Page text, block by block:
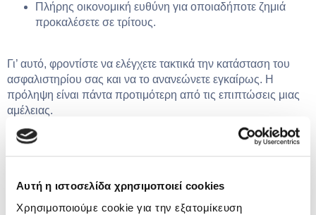
Αυτή η ιστοσελίδα χρησιμοποιεί cookies
Χρησιμοποιούμε cookie για την εξατομίκευση
Πλήρης οικονομική ευθύνη για οποιαδήποτε ζημιά
προκαλέσετε σε τρίτους.
Γι’ αυτό, φροντίστε να ελέγχετε τακτικά την κατάσταση του
ασφαλιστηρίου σας και να το ανανεώνετε εγκαίρως. Η
πρόληψη είναι πάντα προτιμότερη από τις επιπτώσεις μιας
αμέλειας.
Θέλετε να ξέρετε πάντα ότι το αυτοκίνητό σας είναι
εξασφαλίστε την ηρεμία σας σήμερα!